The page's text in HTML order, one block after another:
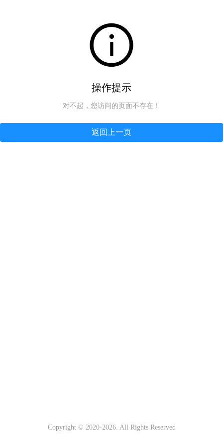
操作提示
对不起，您访问的页面不存在！
返回上一页
Copyright © 2020-2026. All Rights Reserved